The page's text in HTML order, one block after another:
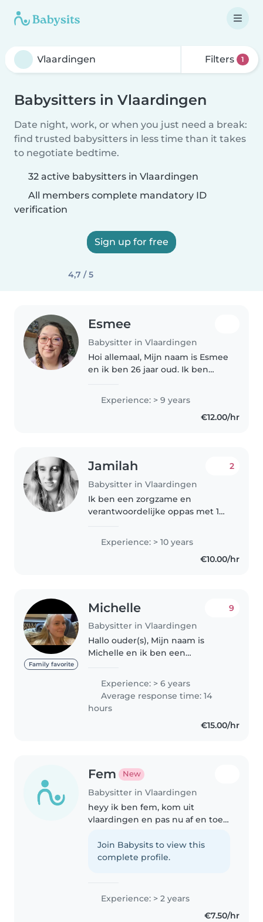
Filters 1
Babysitters in Vlaardingen
Date night, work, or when you just need a break:
find trusted babysitters in less time than it takes
to negotiate bedtime.
32 active babysitters in Vlaardingen
All members complete mandatory ID
verification
Sign up for free
4,7 / 5
Esmee
Babysitter in Vlaardingen
Hoi allemaal, Mijn naam is Esmee
en ik ben 26 jaar oud. Ik ben
kinderen en ben daarvan de
oudste. Ik heb heel vaak op mijn
broertje en zusjes gepast maar..
Experience: > 9 years
€12.00/hr
Jamilah
Babysitter in Vlaardingen
2
Ik ben een zorgzame en
verantwoordelijke oppas met 10
schoolgaande kinderen. Ik heb
een MBO-opleiding in de zorg
Experience: > 10 years
€10.00/hr
Family favorite
Michelle
Babysitter in Vlaardingen
9
Hallo ouder(s), Mijn naam is
Michelle en ik ben een
vind om op te passen. Ik ben 20
jaar en kom zelf uit een gezin
van 4, de afgelopen 4 jaar heb
Experience: > 6 years
Average response time: 14
hours
€15.00/hr
Fem New
Babysitter in Vlaardingen
heyy ik ben fem, kom uit
vlaardingen en pas nu af en toe
leuk dat ik het vaker wil gaan
doen. Ik heb nu vooral op ge
Join Babysits to view this
complete profile.
Experience: > 2 years
€7.50/hr